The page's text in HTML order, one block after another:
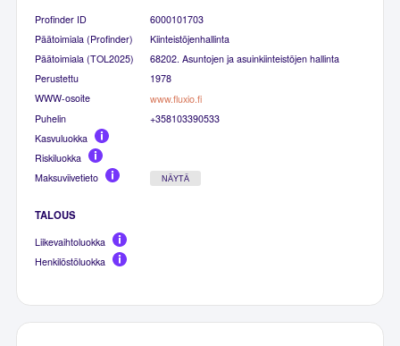
Profinder ID
6000101703
Päätoimiala (Profinder)
Kiinteistöjenhallinta
Päätoimiala (TOL2025)
68202. Asuntojen ja asuinkiinteistöjen hallinta
Perustettu
1978
WWW-osoite
www.fluxio.fi
Puhelin
+358103390533
Kasvuluokka
Riskiluokka
Maksuviivetieto
NÄYTÄ
TALOUS
Liikevaihtoluokka
Henkilöstöluokka